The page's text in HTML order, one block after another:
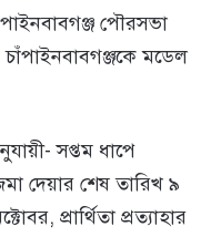
পৌরসভা
মডেল
সপ্তম ধাপে
দেয়ার শেষ তারিখ ৯
প্রার্থিতা প্রত্যাহার